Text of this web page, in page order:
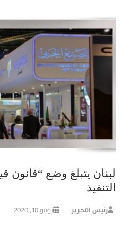
لبنان يتبلغ وضع
التنفيذ
رئيس التحرير يونيو 10, 2020